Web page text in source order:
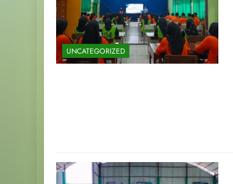
UNCATEGORIZED